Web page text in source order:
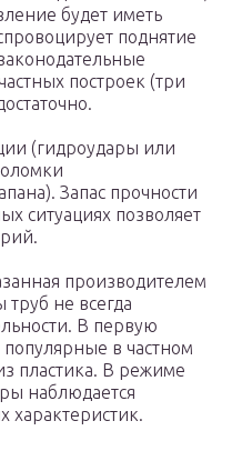
будет иметь
поднятие
построек (три
(гидроудары или
Запас прочности
ситуациях позволяет
производителем
труб не всегда
В первую
в частном
пластика. В режиме
наблюдается
характеристик.